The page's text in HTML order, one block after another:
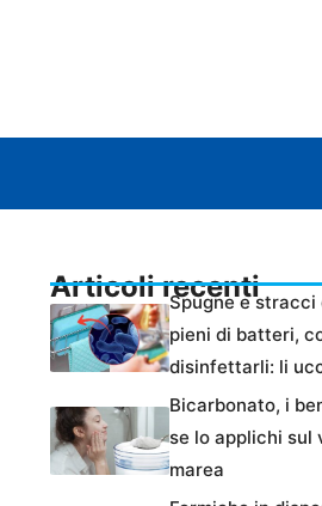
Articoli recenti
Spugne e stracci
pieni di batteri,
disinfettarli: li
Bicarbonato, i
se lo applichi sul
marea